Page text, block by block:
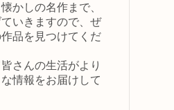
かしの名作まで、
いきますので、ぜ
品を見つけてくだ
さんの生活がより
情報をお届けして